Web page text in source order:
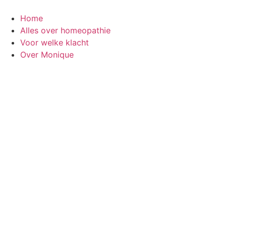
naar
inhoud
Home
Alles over homeopathie
Voor welke klacht
Over Monique